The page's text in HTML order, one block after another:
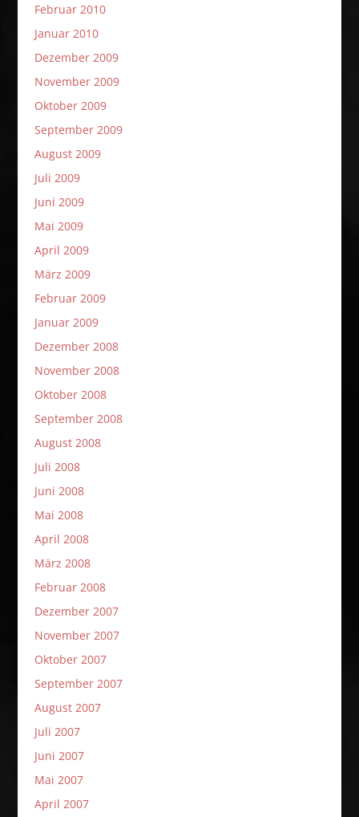
Februar 2010
Januar 2010
Dezember 2009
November 2009
Oktober 2009
September 2009
August 2009
Juli 2009
Juni 2009
Mai 2009
April 2009
März 2009
Februar 2009
Januar 2009
Dezember 2008
November 2008
Oktober 2008
September 2008
August 2008
Juli 2008
Juni 2008
Mai 2008
April 2008
März 2008
Februar 2008
Dezember 2007
November 2007
Oktober 2007
September 2007
August 2007
Juli 2007
Juni 2007
Mai 2007
April 2007